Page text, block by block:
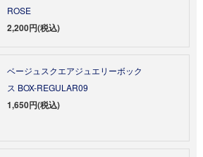
ROSE
2,200円(税込)
ベージュスクエアジュエリーボック
ス BOX-REGULAR09
1,650円(税込)